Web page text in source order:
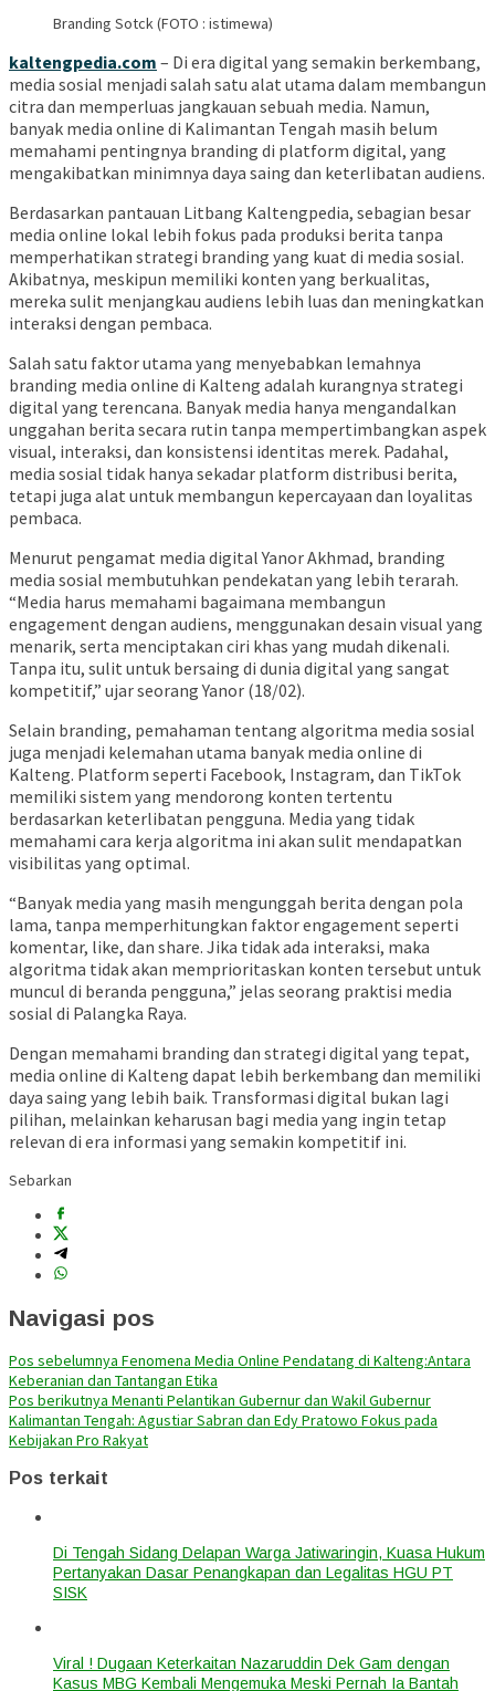
Branding Sotck (FOTO : istimewa)
kaltengpedia.com – Di era digital yang semakin berkembang,
media sosial menjadi salah satu alat utama dalam membangun
citra dan memperluas jangkauan sebuah media. Namun,
banyak media online di Kalimantan Tengah masih belum
memahami pentingnya branding di platform digital, yang
mengakibatkan minimnya daya saing dan keterlibatan audiens.
Berdasarkan pantauan Litbang Kaltengpedia, sebagian besar
media online lokal lebih fokus pada produksi berita tanpa
memperhatikan strategi branding yang kuat di media sosial.
Akibatnya, meskipun memiliki konten yang berkualitas,
mereka sulit menjangkau audiens lebih luas dan meningkatkan
interaksi dengan pembaca.
Salah satu faktor utama yang menyebabkan lemahnya
branding media online di Kalteng adalah kurangnya strategi
digital yang terencana. Banyak media hanya mengandalkan
unggahan berita secara rutin tanpa mempertimbangkan aspek
visual, interaksi, dan konsistensi identitas merek. Padahal,
media sosial tidak hanya sekadar platform distribusi berita,
tetapi juga alat untuk membangun kepercayaan dan loyalitas
pembaca.
Menurut pengamat media digital Yanor Akhmad, branding
media sosial membutuhkan pendekatan yang lebih terarah.
“Media harus memahami bagaimana membangun
engagement dengan audiens, menggunakan desain visual yang
menarik, serta menciptakan ciri khas yang mudah dikenali.
Tanpa itu, sulit untuk bersaing di dunia digital yang sangat
kompetitif,” ujar seorang Yanor (18/02).
Selain branding, pemahaman tentang algoritma media sosial
juga menjadi kelemahan utama banyak media online di
Kalteng. Platform seperti Facebook, Instagram, dan TikTok
memiliki sistem yang mendorong konten tertentu
berdasarkan keterlibatan pengguna. Media yang tidak
memahami cara kerja algoritma ini akan sulit mendapatkan
visibilitas yang optimal.
“Banyak media yang masih mengunggah berita dengan pola
lama, tanpa memperhitungkan faktor engagement seperti
komentar, like, dan share. Jika tidak ada interaksi, maka
algoritma tidak akan memprioritaskan konten tersebut untuk
muncul di beranda pengguna,” jelas seorang praktisi media
sosial di Palangka Raya.
Dengan memahami branding dan strategi digital yang tepat,
media online di Kalteng dapat lebih berkembang dan memiliki
daya saing yang lebih baik. Transformasi digital bukan lagi
pilihan, melainkan keharusan bagi media yang ingin tetap
relevan di era informasi yang semakin kompetitif ini.
Sebarkan
Navigasi pos
Pos sebelumnya Fenomena Media Online Pendatang di Kalteng:Antara
Keberanian dan Tantangan Etika
Pos berikutnya Menanti Pelantikan Gubernur dan Wakil Gubernur
Kalimantan Tengah: Agustiar Sabran dan Edy Pratowo Fokus pada
Kebijakan Pro Rakyat
Pos terkait
Di Tengah Sidang Delapan Warga Jatiwaringin, Kuasa Hukum
Pertanyakan Dasar Penangkapan dan Legalitas HGU PT
SISK
Viral ! Dugaan Keterkaitan Nazaruddin Dek Gam dengan
Kasus MBG Kembali Mengemuka Meski Pernah Ia Bantah